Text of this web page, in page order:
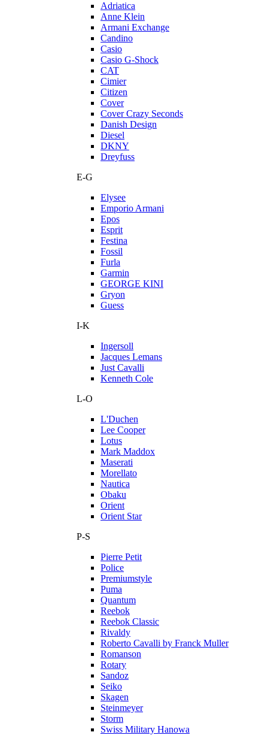
Adriatica
Anne Klein
Armani Exchange
Candino
Casio
Casio G-Shock
CAT
Cimier
Citizen
Cover
Cover Crazy Seconds
Danish Design
Diesel
DKNY
Dreyfuss
E-G
Elysee
Emporio Armani
Epos
Esprit
Festina
Fossil
Furla
Garmin
GEORGE KINI
Gryon
Guess
I-K
Ingersoll
Jacques Lemans
Just Cavalli
Kenneth Cole
L-O
L'Duchen
Lee Cooper
Lotus
Mark Maddox
Maserati
Morellato
Nautica
Obaku
Orient
Orient Star
P-S
Pierre Petit
Police
Premiumstyle
Puma
Quantum
Reebok
Reebok Classic
Rivaldy
Roberto Cavalli by Franck Muller
Romanson
Rotary
Sandoz
Seiko
Skagen
Steinmeyer
Storm
Swiss Military Hanowa